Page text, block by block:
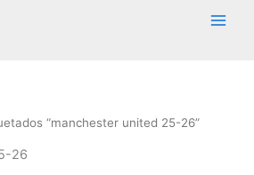
“manchester united 25-26”
26